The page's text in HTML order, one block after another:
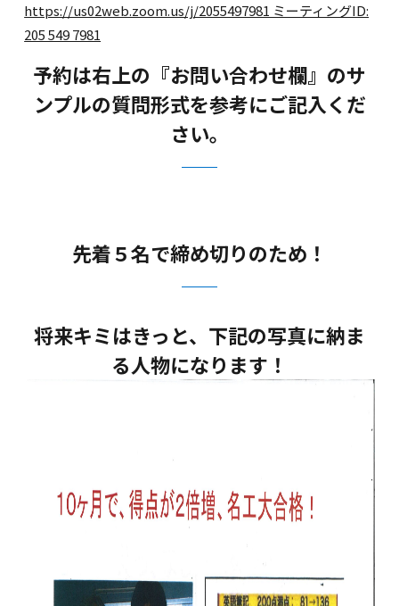
https://us02web.zoom.us/j/2055497981 ミーティングID:
205 549 7981
予約は右上の『お問い合わせ欄』のサ
ンプルの質問形式を参考にご記入くだ
さい。
先着５名で締め切りのため！
将来キミはきっと、下記の写真に納ま
る人物になります！